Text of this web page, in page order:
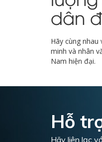
dân
Hãy cùng
minh và nhân
Nam hiện đại.
Hỗ
Hãy liên lạc